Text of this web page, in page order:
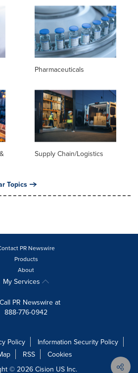
Pharmaceuticals
Supply Chain/Logistics
Topics
PR Newswire
Products
About
My Services
Call PR Newswire at
888-776-0942
Policy
Information Security Policy
RSS
Cookies
© 2026 Cision US Inc.